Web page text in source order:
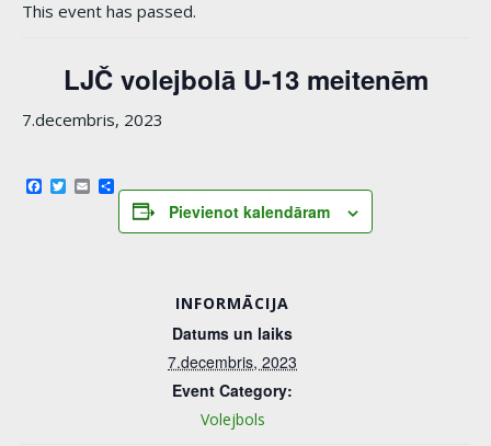
This event has passed.
LJČ volejbolā U-13 meitenēm
7.decembris, 2023
Facebook
Twitter
EmailShare
Pievienot kalendāram
INFORMĀCIJA
Datums un laiks
7.decembris, 2023
Event Category:
Volejbols